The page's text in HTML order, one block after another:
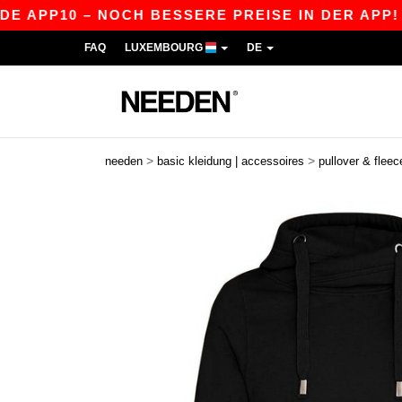
– NOCH BESSERE PREISE IN DER APP!|
FAQ LUXEMBOURG DE
needen > basic kleidung | accessoires > pullover &